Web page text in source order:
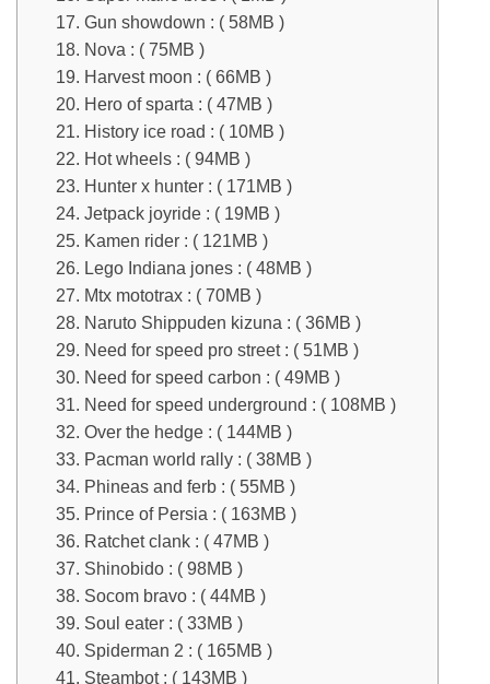
17. Gun showdown : ( 58MB )
18. Nova : ( 75MB )
19. Harvest moon : ( 66MB )
20. Hero of sparta : ( 47MB )
21. History ice road : ( 10MB )
22. Hot wheels : ( 94MB )
23. Hunter x hunter : ( 171MB )
24. Jetpack joyride : ( 19MB )
25. Kamen rider : ( 121MB )
26. Lego Indiana jones : ( 48MB )
27. Mtx mototrax : ( 70MB )
28. Naruto Shippuden kizuna : ( 36MB )
29. Need for speed pro street : ( 51MB )
30. Need for speed carbon : ( 49MB )
31. Need for speed underground : ( 108MB )
32. Over the hedge : ( 144MB )
33. Pacman world rally : ( 38MB )
34. Phineas and ferb : ( 55MB )
35. Prince of Persia : ( 163MB )
36. Ratchet clank : ( 47MB )
37. Shinobido : ( 98MB )
38. Socom bravo : ( 44MB )
39. Soul eater : ( 33MB )
40. Spiderman 2 : ( 165MB )
41. Steambot : ( 143MB )